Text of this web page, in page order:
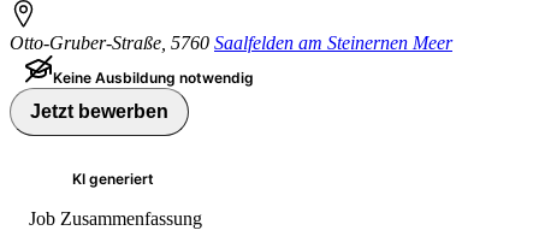
Otto-Gruber-Straße 5760 Saalfelden am Steinernen Meer
Keine Ausbildung notwendig
Jetzt bewerben
KI generiert
Job Zusammenfassung